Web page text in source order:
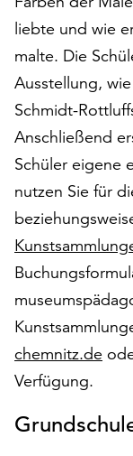
Sie
auf
„Alle
akzeptieren“,
um
alle
Cookies
zu
akzeptieren.
Sie
können
Ihr
Einverständnis
jederzeit
ändern
und
widerrufen.
Dafür
steht
Ihnen
am
liebte und wie
malte. Die
Ausstellung,
Schmidt-
Anschließend
Schüler eigene
nutzen Sie für
chemnitz.de
Verfügung.